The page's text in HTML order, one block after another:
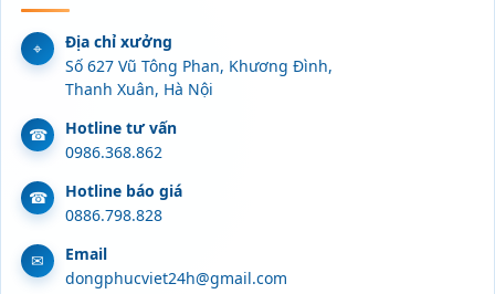
Địa chỉ xưởng
Số 627 Vũ Tông Phan, Khương Đình,
Thanh Xuân, Hà Nội
Hotline tư vấn
0986.368.862
Hotline báo giá
0886.798.828
Email
dongphucviet24h@gmail.com